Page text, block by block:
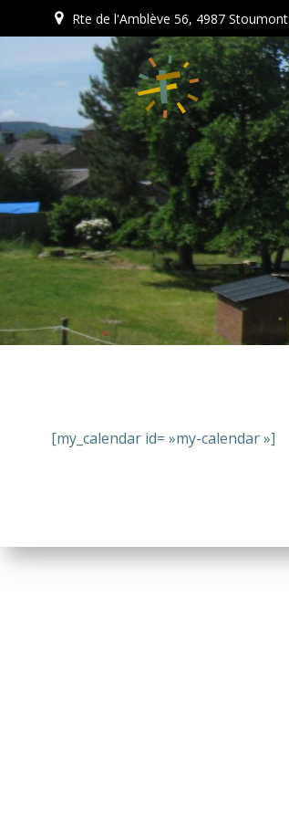
au
Rte de l'Amblève 56, 4987 Stoumont
[my_calendar id= »my-calendar »]